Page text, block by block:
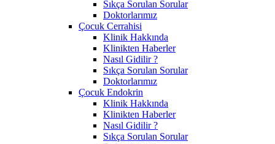
Sıkça Sorulan Sorular
Doktorlarımız
Çocuk Cerrahisi
Klinik Hakkında
Klinikten Haberler
Nasıl Gidilir ?
Sıkça Sorulan Sorular
Doktorlarımız
Çocuk Endokrin
Klinik Hakkında
Klinikten Haberler
Nasıl Gidilir ?
Sıkça Sorulan Sorular